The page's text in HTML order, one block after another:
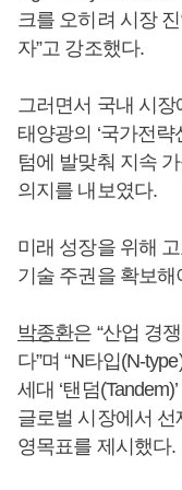
크를 오히려 시장
자”고 강조했다.
그러면서 국내 시장
태양광의 ‘국가전
텀에 발맞춰 지속
의지를 내보였다.
미래 성장을 위해
기술 주권을 확보
박종환은 “산업 경
다”며 “N타입(N-
세대 ‘탠덤
글로벌 시장에서 선
영목표를 제시했다.